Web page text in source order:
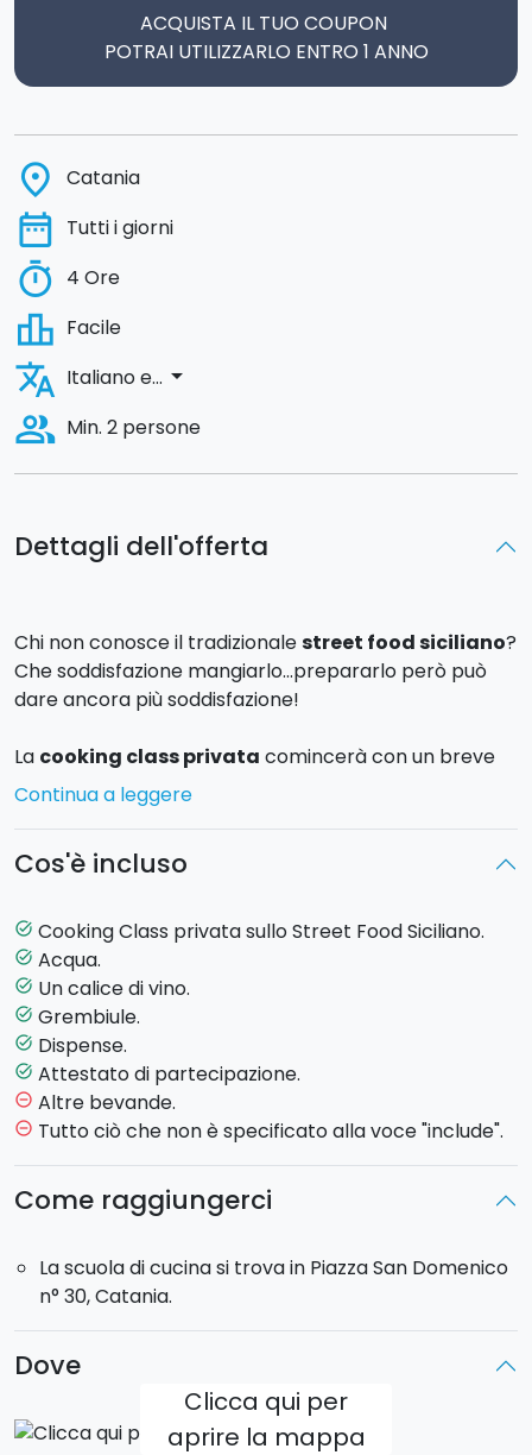
Dettagli dell'offerta
Chi non conosce il tradizionalestreet food siciliano?
Che soddisfazione mangiarlo...prepararlo però può
dare ancora più soddisfazione!
La cooking class privata comincerà con un breve
excursus sui principali cibi da strada siciliani e, dopo
esserti venuta l'acquolina in bocca, ti cimenterai nella
Assemblerai l'arancino con tutti gli ingredienti e poi
Realizzerai in seguito i tipici
preparazione comincerà con la frittura della cialda,
che, una volta raffreddata, verrà farcita con la
ricotta, rigorosamente di pecora!
Al termine della lezione, sarà probabilmente la prima
volta chedegusteraidelle prelibatezze siciliane,
Durata della cooking class: 4 ore.
Continua a leggere
Cos'è incluso
task_alt Cooking Class privata sullo Street Food Siciliano.
task_alt Acqua.
task_alt Un calice di vino.
task_alt Grembiule.
task_alt Dispense.
task_alt Attestato di partecipazione.
remove_circle_outline Altre bevande.
remove_circle_outline Tutto ciò che non è specificato alla voce "include".
Come raggiungerci
La scuola di cucina si trova in Piazza San Domenico
n° 30, Catania.
Dove
Clicca qui per
aprire la mappa
ACQUISTA IL TUO COUPON
POTRAI UTILIZZARLO ENTRO 1 ANNO
place Catania
date_range Tutti i giorni
timer 4 Ore
leaderboard Facile
translate Italiano e... arrow_drop_down
people_alt Min. 2 persone